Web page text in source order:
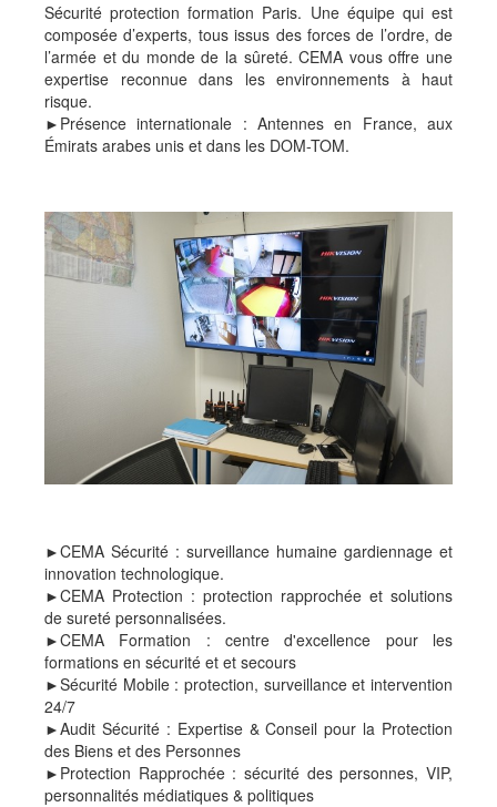
Sécurité protection formation Paris. Une équipe qui est
composée d’experts, tous issus des forces de l’ordre, de
l’armée et du monde de la sûreté. CEMA vous offre une
expertise reconnue dans les environnements à haut
risque.
►Présence internationale : Antennes en France, aux
Émirats arabes unis et dans les DOM-TOM.
►CEMA Sécurité : surveillance humaine gardiennage et
innovation technologique.
►CEMA Protection : protection rapprochée et solutions
de sureté personnalisées.
►CEMA Formation : centre d'excellence pour les
formations en sécurité et et secours
►Sécurité Mobile : protection, surveillance et intervention
24/7
►Audit Sécurité : Expertise & Conseil pour la Protection
des Biens et des Personnes
►Protection Rapprochée : sécurité des personnes, VIP,
personnalités médiatiques & politiques